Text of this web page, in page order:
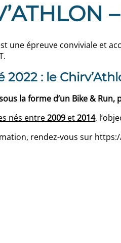
une épreuve conviviale et
2022 : le
la forme d’un Bike &
nés entre2009 et2014,
rendez-vous sur